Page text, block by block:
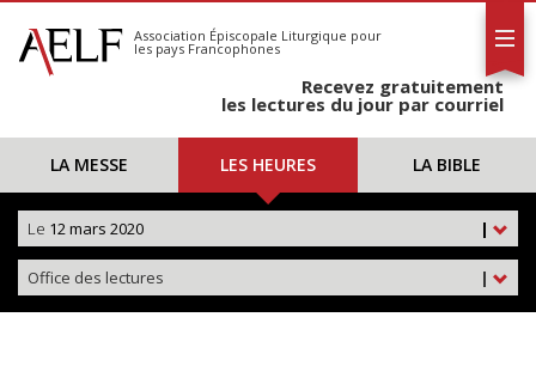
S'abonner
Calendrier
Association Épiscopale Liturgique pour
les pays Francophones
Recevez gratuitement
les lectures du jour par courriel
LA MESSE LES HEURES LA BIBLE
|
Le 12 mars 2020
|
Office des lectures